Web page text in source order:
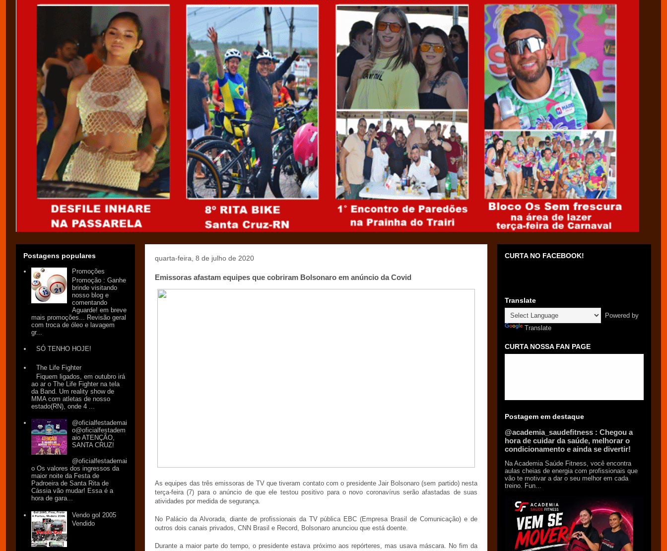
quarta-feira, 8 de julho de 2020
Emissoras afastam equipes que cobriram Bolsonaro em anúncio da Covid
As equipes das três emissoras de TV que tiveram contato com o presidente Jair Bolsonaro (sem partido) nesta
terça-feira (7) para o anúncio de que ele testou positivo para o novo coronavírus serão afastadas de suas
atividades por medida de segurança.
No Palácio da Alvorada, diante de profissionais da TV pública EBC (Empresa Brasil de Comunicação) e de
outros dois canais privados, CNN Brasil e Record, Bolsonaro anunciou que está doente.
Durante a maior parte do tempo, o presidente estava próximo aos repórteres, mas usava máscara. No fim da
Postagens populares
Promoções
Promoção : Ganhe
brinde visitando
nosso blog e
comentando
Aguarde! em breve
mais promoções... Revisão geral
com troca de óleo e lavagem
gr...
SÓ TENHO HOJE!
The Life Fighter
Fiquem ligados, em outubro irá
ao ar o The Life Fighter na tela
da Band. Um reality show de
MMA com atletas de nosso
estado(RN), onde 4 ...
@oficialfestademai
o@oficialfestadem
aio ATENÇÃO,
SANTA CRUZ!
@oficialfestademai
o Os valores dos ingressos da
maior noite da Festa de
Padroeira de Santa Rita de
Cássia vão mudar! Essa é a
hora de gara...
Vendo gol 2005
Vendido
CURTA NO FACEBOOK!
Translate
Powered by
Translate
CURTA NOSSA FAN PAGE
Postagem em destaque
@academia_saudefitness : Chegou a
hora de cuidar da saúde, melhorar o
condicionamento e ainda se divertir!
Na Academia Saúde Fitness, você encontra
aulas cheias de energia com profissionais que
vão te motivar a dar o seu melhor em cada
treino. Fun...